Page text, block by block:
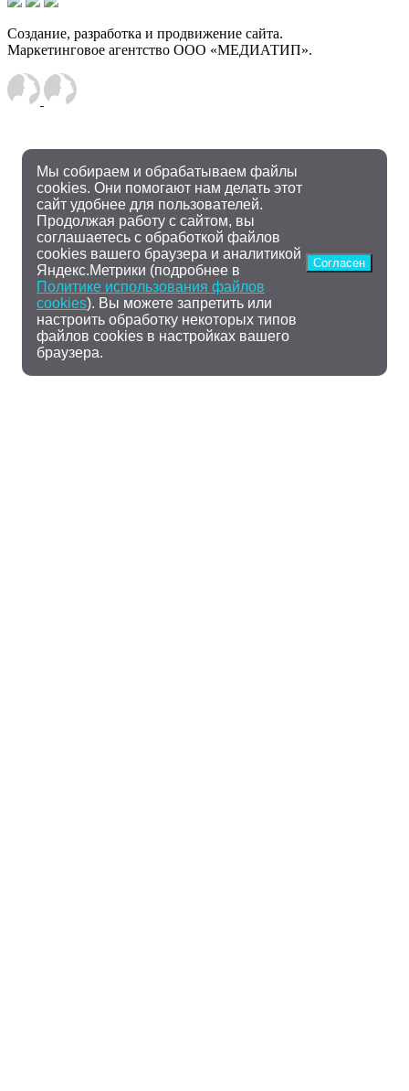
Создание, разработка и продвижение сайта.
Маркетинговое агентство ООО «МЕДИАТИП».
Мы собираем и обрабатываем файлы
cookies. Они помогают нам делать этот
сайт удобнее для пользователей.
Продолжая работу с сайтом, вы
соглашаетесь с обработкой файлов
cookies вашего браузера и аналитикой
Яндекс.Метрики (подробнее в
Политике использования файлов
cookies). Вы можете запретить или
настроить обработку некоторых типов
файлов cookies в настройках вашего
браузера.
Согласен